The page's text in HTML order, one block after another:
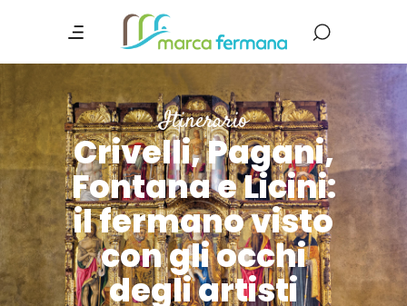
Itinerario
Crivelli, Pagani,
Fontana e Licini:
il fermano visto
con gli occhi
degli artisti